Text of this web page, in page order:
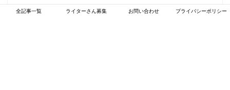
全記事一覧 ライターさん募集 お問い合わせ プライバシーポリシー